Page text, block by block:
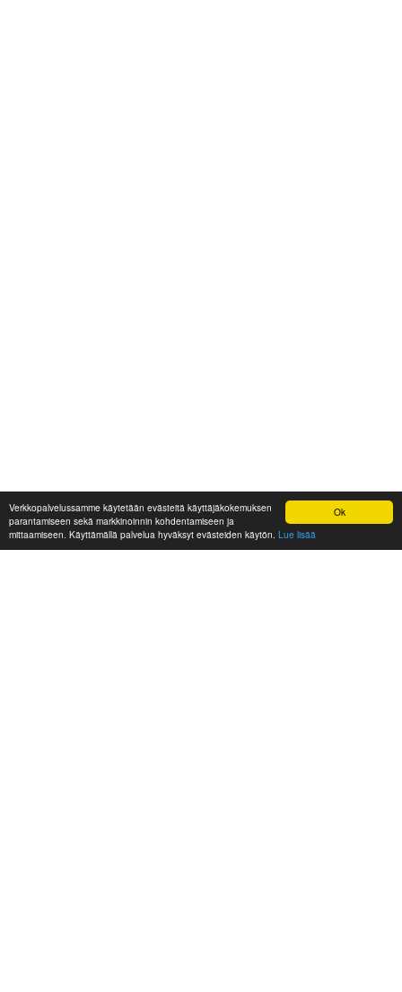
Ok
Verkkopalvelussamme käytetään evästeitä käyttäjäkokemuksen
parantamiseen sekä markkinoinnin kohdentamiseen ja
mittaamiseen. Käyttämällä palvelua hyväksyt evästeiden käytön. Lue lisää